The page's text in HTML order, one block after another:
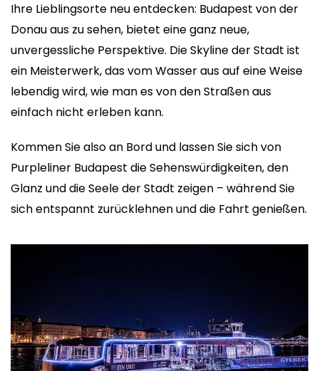
Ihre Lieblingsorte neu entdecken: Budapest von der
Donau aus zu sehen, bietet eine ganz neue,
unvergessliche Perspektive. Die Skyline der Stadt ist
ein Meisterwerk, das vom Wasser aus auf eine Weise
lebendig wird, wie man es von den Straßen aus
einfach nicht erleben kann.
Kommen Sie also an Bord und lassen Sie sich von
Purpleliner Budapest die Sehenswürdigkeiten, den
Glanz und die Seele der Stadt zeigen – während Sie
sich entspannt zurücklehnen und die Fahrt genießen.